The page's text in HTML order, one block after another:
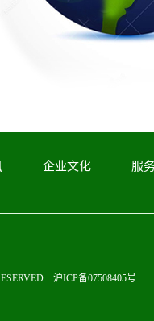
企业文化 服
沪ICP备07508405号